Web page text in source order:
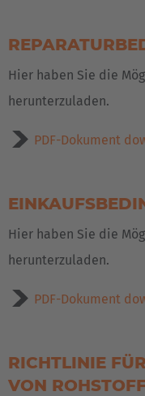
Hier haben Sie die
herunterzuladen.
PDF-Dokument
Hier haben Sie die
herunterzuladen.
PDF-Dokument
RICHTLINIE
VON